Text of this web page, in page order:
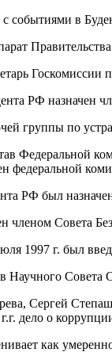
событиями в
Госкомиссии
РФ назначен
группы по
Федеральной
федеральной
РФ был
членом Совета
1997 г. был
Научного
Сергей
дело о
как